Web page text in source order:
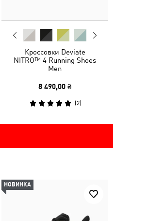
Кроссовки Deviate
NITRO™ 4 Running Shoes
Men
8 490,00 ₴
(2)
НОВИНКА